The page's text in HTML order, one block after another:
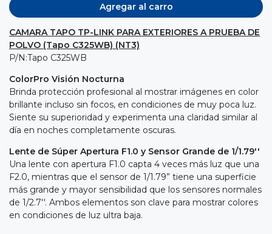
Agregar al carro
CAMARA TAPO TP-LINK PARA EXTERIORES A PRUEBA DE
POLVO (Tapo C325WB) (NT3)
P/N:Tapo C325WB
ColorPro Visión Nocturna
Brinda protección profesional al mostrar imágenes en color
brillante incluso sin focos, en condiciones de muy poca luz.
Siente su superioridad y experimenta una claridad similar al
día en noches completamente oscuras.
Lente de Súper Apertura F1.0 y Sensor Grande de 1/1.79''
Una lente con apertura F1.0 capta 4 veces más luz que una
F2.0, mientras que el sensor de 1/1.79” tiene una superficie
más grande y mayor sensibilidad que los sensores normales
de 1/2.7''. Ambos elementos son clave para mostrar colores
en condiciones de luz ultra baja.